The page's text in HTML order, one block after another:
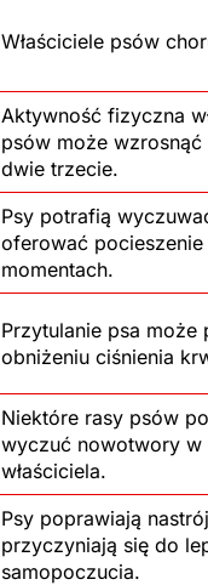
Właściciele psów
Aktywność fizyczna
psów może wzrosnąć
dwie trzecie.
Psy potrafią
oferować
momentach.
Przytulanie psa może
obniżeniu ciśnienia
Niektóre rasy psów
wyczuć nowotwory w
właściciela.
Psy poprawiają
przyczyniają się do
samopoczucia.